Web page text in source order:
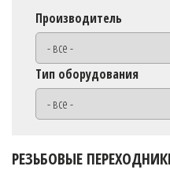
Производитель
Тип оборудования
РЕЗЬБОВЫЕ